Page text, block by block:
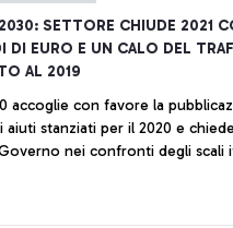
SETTORE CHIUDE 2021
DI EURO E UN CALO DEL
AL 2019
accoglie con favore la
aiuti stanziati per il 2020 e
nei confronti degli scali